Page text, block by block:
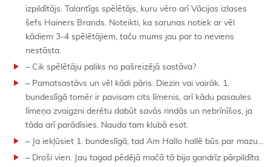
izpildītājs. Talantīgs spēlētājs, kuru vēro arī Vācijas izlases
šefs Hainers Brands. Noteikti, ka sarunas notiek ar vēl
kādiem 3-4 spēlētājiem, taču mums jau par to neviens
nestāsta.
– Cik spēlētāju paliks no pašreizējā sastāva?
– Pamatsastāvs un vēl kādi pāris. Diezin vai vairāk. 1.
bundeslīgā tomēr ir pavisam cits līmenis, arī kādu pasaules
līmeņa zvaigzni derētu dabūt savās rindās un nebrīnīšos, ja
tāda arī parādīsies. Nauda tam klubā esot.
– Ja iekļūsiet 1. bundeslīgā, tad Am Hallo hallē būs par mazu…
– Droši vien. Jau tagad pēdējā mačā tā bija gandrīz pārpildīta.